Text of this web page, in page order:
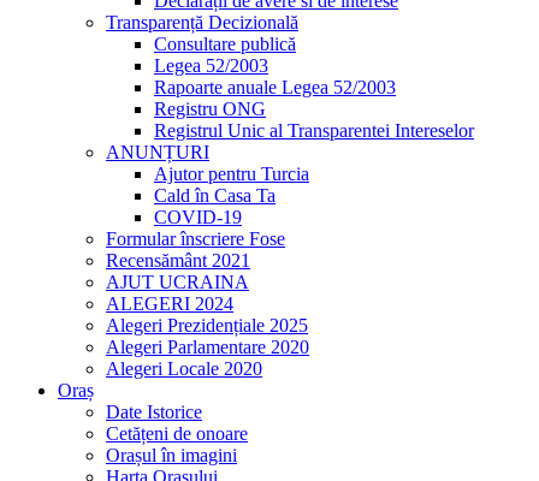
Transparență Decizională
Consultare publică
Legea 52/2003
Rapoarte anuale Legea 52/2003
Registru ONG
Registrul Unic al Transparentei Intereselor
ANUNȚURI
Ajutor pentru Turcia
Cald în Casa Ta
COVID-19
Formular înscriere Fose
Recensământ 2021
AJUT UCRAINA
ALEGERI 2024
Alegeri Prezidențiale 2025
Alegeri Parlamentare 2020
Alegeri Locale 2020
Oraș
Date Istorice
Cetățeni de onoare
Orașul în imagini
Harta Orașului